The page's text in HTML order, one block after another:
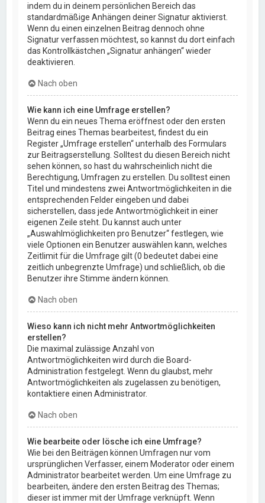
indem du in deinem persönlichen Bereich das
standardmäßige Anhängen deiner Signatur aktivierst.
Wenn du einen einzelnen Beitrag dennoch ohne
Signatur verfassen möchtest, so kannst du dort einfach
das Kontrollkästchen „Signatur anhängen“ wieder
deaktivieren.
Nach oben
Wie kann ich eine Umfrage erstellen?
Wenn du ein neues Thema eröffnest oder den ersten
Beitrag eines Themas bearbeitest, findest du ein
Register „Umfrage erstellen“ unterhalb des Formulars
zur Beitragserstellung. Solltest du diesen Bereich nicht
sehen können, so hast du wahrscheinlich nicht die
Berechtigung, Umfragen zu erstellen. Du solltest einen
Titel und mindestens zwei Antwortmöglichkeiten in die
entsprechenden Felder eingeben und dabei
sicherstellen, dass jede Antwortmöglichkeit in einer
eigenen Zeile steht. Du kannst auch unter
„Auswahlmöglichkeiten pro Benutzer“ festlegen, wie
viele Optionen ein Benutzer auswählen kann, welches
Zeitlimit für die Umfrage gilt (0 bedeutet dabei eine
zeitlich unbegrenzte Umfrage) und schließlich, ob die
Benutzer ihre Stimme ändern können.
Nach oben
Wieso kann ich nicht mehr Antwortmöglichkeiten
erstellen?
Die maximal zulässige Anzahl von
Antwortmöglichkeiten wird durch die Board-
Administration festgelegt. Wenn du glaubst, mehr
Antwortmöglichkeiten als zugelassen zu benötigen,
kontaktiere einen Administrator.
Nach oben
Wie bearbeite oder lösche ich eine Umfrage?
Wie bei den Beiträgen können Umfragen nur vom
ursprünglichen Verfasser, einem Moderator oder einem
Administrator bearbeitet werden. Um eine Umfrage zu
bearbeiten, ändere den ersten Beitrag des Themas;
dieser ist immer mit der Umfrage verknüpft. Wenn